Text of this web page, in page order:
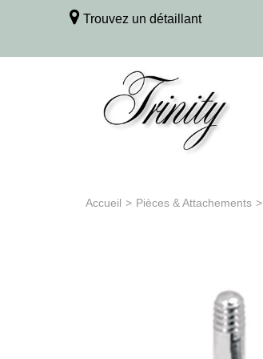
Trouvez un détaillant
Accueil > Pièces & Attachements >